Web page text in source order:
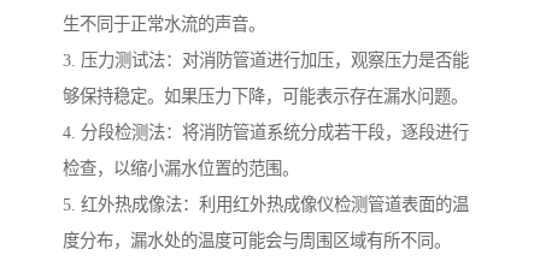
生不同于正常水流的声音。
3. 压力测试法：对消防管道进行加压，观察压力是否能
够保持稳定。如果压力下降，可能表示存在漏水问题。
4. 分段检测法：将消防管道系统分成若干段，逐段进行
检查，以缩小漏水位置的范围。
5. 红外热成像法：利用红外热成像仪检测管道表面的温
度分布，漏水处的温度可能会与周围区域有所不同。